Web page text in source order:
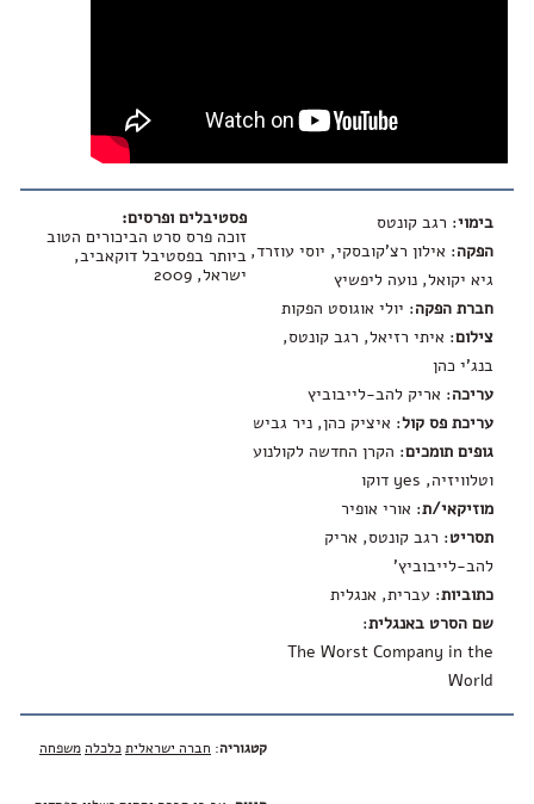
פסטיבלים ופרסים:
זוכה פרס סרט הביכורים הטוב
ביותר בפסטיבל דוקאביב,
ישראל, 2009
בימוי: רגב קונטס
הפקה: אילון רצ'קובסקי, יוסי עוזרד,
גיא יקואל, נועה ליפשיץ
חברת הפקה: יולי אוגוסט הפקות
צילום: איתי רזיאל, רגב קונטס,
בנג'י כהן
עריכה: אריק להב-לייבוביץ
עריכת פס קול: איציק כהן, ניר גביש
גופים תומכים: הקרן החדשה לקולנוע
וטלוויזיה, yes דוקו
מוזיקאי/ת: אורי אופיר
תסריט: רגב קונטס, אריק
להב-לייבוביץ'
כתוביות: עברית, אנגלית
שם הסרט באנגלית:
The Worst Company in the
World
קטגוריה: חברה ישראליתכלכלה משפחה